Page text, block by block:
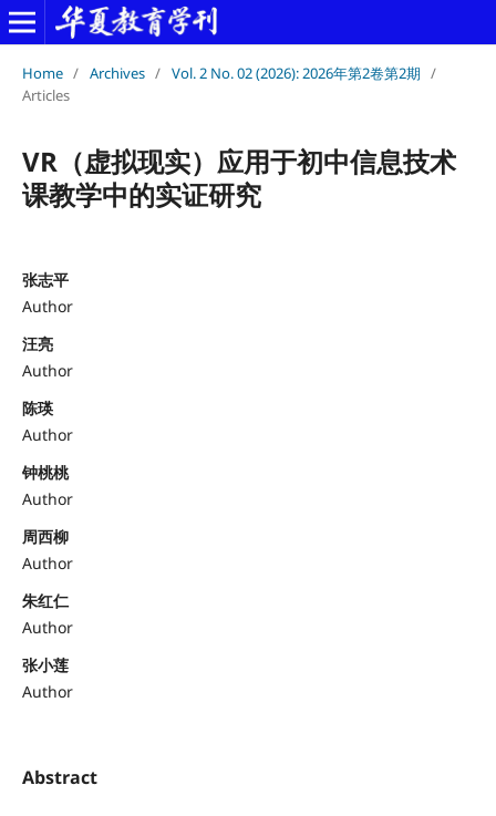
Home / Archives / Vol. 2 No. 02 (2026): 2026年第2卷第2期 /
Articles
VR（虚拟现实）应用于初中信息技术
课教学中的实证研究
张志平
Author
汪亮
Author
陈瑛
Author
钟桃桃
Author
周西柳
Author
朱红仁
Author
张小莲
Author
Abstract